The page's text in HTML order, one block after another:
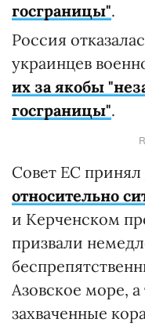
госграницы".
Россия
украинцев
их за якобы
госграницы".
Совет ЕС принял
относительно
и Керченском
призвали
Азовское море,
захваченные